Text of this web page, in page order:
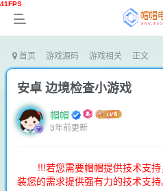
首页 游戏源码 游戏相关 正文
安卓 边境检查小游戏
帽帽
3年前更新
!!!若您需要帽帽提供技术支
装您的需求提供强有力的技术支持